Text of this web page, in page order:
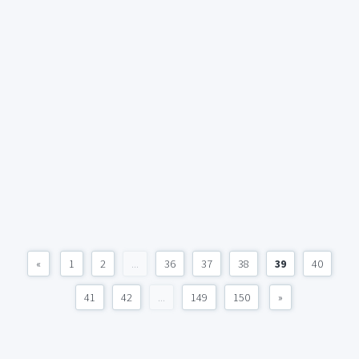
« 1 2 ... 36 37 38 39 40
41 42 ... 149 150 »